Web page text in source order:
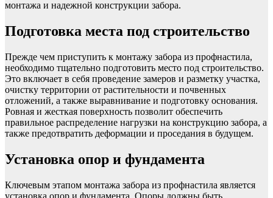
монтажа и надежной конструкции забора.
Подготовка места под строительство
Прежде чем приступить к монтажу забора из профнастила,
необходимо тщательно подготовить место под строительство.
Это включает в себя проведение замеров и разметку участка,
очистку территории от растительности и почвенных
отложений, а также выравнивание и подготовку основания.
Ровная и жесткая поверхность позволит обеспечить
правильное распределение нагрузки на конструкцию забора, а
также предотвратить деформации и проседания в будущем.
Установка опор и фундамента
Ключевым этапом монтажа забора из профнастила является
установка опор и фундамента. Опоры должны быть